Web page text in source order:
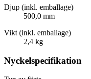
Djup (inkl. emballage)
500,0 mm
Vikt (inkl. emballage)
2,4 kg
Nyckelspecifikation